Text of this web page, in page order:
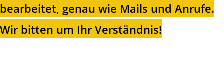
bearbeitet, genau wie Mails und Anrufe.
Wir bitten um Ihr Verständnis!